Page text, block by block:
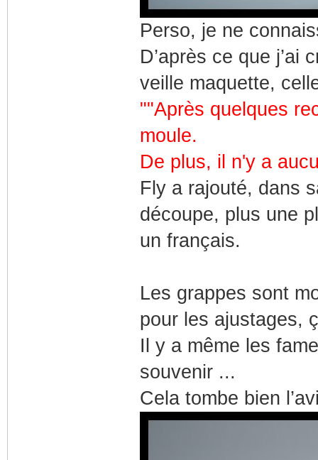
Perso, je ne
D’après ce que j’ai
veille maquette,
""Après quelques
moule.
De plus, il n'y a
Fly a rajouté, dans
découpe, plus une
un français.
Les grappes sont
pour les ajustages,
Il y a même les
souvenir ...
Cela tombe bien